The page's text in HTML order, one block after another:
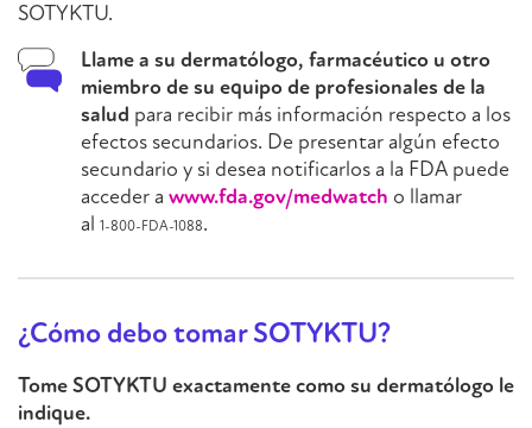
SOTYKTU.
Llame a su dermatólogo, farmacéutico u otro
miembro de su equipo de profesionales de la
salud para recibir más información respecto a los
efectos secundarios. De presentar algún efecto
secundario y si desea notificarlos a la FDA puede
acceder a www.fda.gov/medwatch o llamar
al 1-800-FDA-1088.
¿Cómo debo tomar SOTYKTU?
Tome SOTYKTU exactamente como su dermatólogo le
indique.